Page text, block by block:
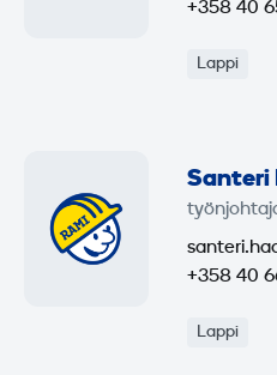
+358 40
Lappi
Santeri
+358 40
Lappi